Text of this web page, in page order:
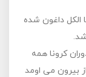
الکل داغون شده
کرونا همه
بیرون می اومد